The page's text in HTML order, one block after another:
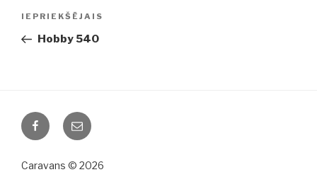
Ziņu
Iepriekšējā
ziņa:
IEPRIEKŠĒJAIS
Hobby 540
FacebookEmail
Caravans © 2026